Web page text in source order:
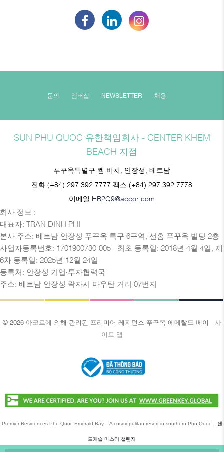
문의 멤버십 NEWSLETTER 채용
SUN PHU QUOC 유한책임회사 - CENTER KHEM
BEACH 지점
푸꾸옥특별구 켐 비치, 안장성, 베트남
전화 (+84) 297 392 7777 팩스 (+84) 297 392 7778
이메일 HB2Q9@accor.com
회사 정보 :
대표자: TRAN DINH PHI
본사 주소: 베트남 안장성 푸꾸옥 특구 6구역, 선홈 푸꾸옥 빌딩 2층
사업자등록번호: 1701900730-005 - 최초 등록일: 2018년 4월 4일, 제
6차 등록일: 2025년 12월 24일
등록처: 안장성 기업·투자협력국
주소: 베트남 안장성 락자시 마우탄 거리 07번지
© 2026 아코르에 의해 관리된 프리미어 레지던스 푸꾸옥 에메랄드 베이 사
이트 맵
Premier Residences Phu Quoc Emerald Bay – A cosmopolitan resort in southern Phu Quoc. - 샌
드캐슬 마스터 챌린지